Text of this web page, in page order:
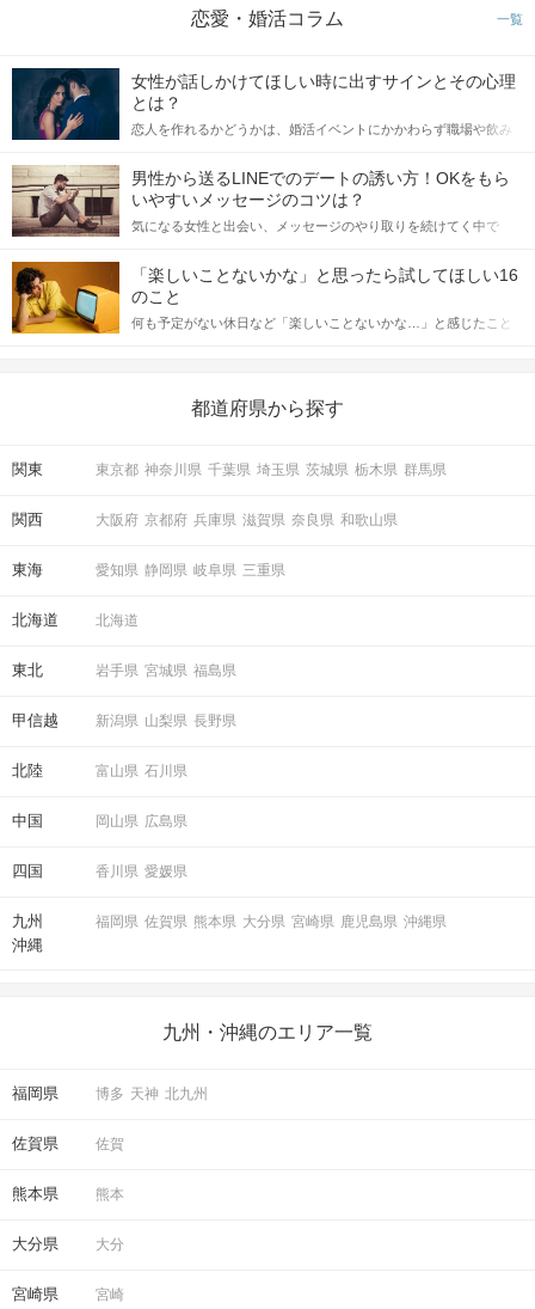
恋愛・婚活コラム 一覧
女性が話しかけてほしい時に出すサインとその心理
とは？
恋人を作れるかどうかは、婚活イベントにかかわらず職場や飲み
てアプローチできるかにも左右されます。 これから恋人作りを本
格的に始めようとしている方は、女性が異性を求めて出すサイン
をしっかりと理解し、正しい行動に移せるかどうかが重要。 この
記事では、女性が話しかけて欲しい時に出すサインとその心理を
合にどのような行動に繋げるべきかをご紹介していきます。
男性から送るLINEでのデートの誘い方！OKをもら
いやすいメッセージのコツは？
気になる女性と出会い、メッセージのやり取りを続けてく中で
しかし、中には「どう誘ったらいいの？」とお困りの男性もいら
っしゃるのではないでしょうか。 そこで今回は、男性から女性へ
送るLINEでのデートの誘い方のコツをご紹介します。例文も混じ
えながら解説するので、ぜひ参考にしてください。
「楽しいことないかな」と思ったら試してほしい16
のこと
何も予定がない休日など「楽しいことないかな…」と感じたこと
の楽しいことアイデアを集めました♪ いままさに楽しいことを探し
都道府県から探す
関東 東京都 神奈川県 千葉県 埼玉県 茨城県 栃木県 群馬県
関西 大阪府 京都府 兵庫県 滋賀県 奈良県 和歌山県
東海 愛知県 静岡県 岐阜県 三重県
北海道 北海道
東北 岩手県 宮城県 福島県
甲信越 新潟県 山梨県 長野県
北陸 富山県 石川県
中国 岡山県 広島県
四国 香川県 愛媛県
九州
沖縄
福岡県 佐賀県 熊本県 大分県 宮崎県 鹿児島県 沖縄県
九州・沖縄のエリア一覧
福岡県 博多 天神 北九州
佐賀県 佐賀
熊本県 熊本
大分県 大分
宮崎県 宮崎